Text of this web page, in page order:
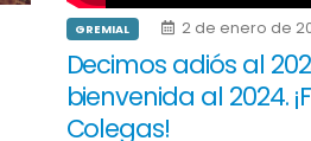
GREMIAL 2 de enero de
Decimos adiós al
bienvenida al 2024.
Colegas!